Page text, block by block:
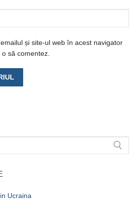
și site-ul web în acest navigator
să comentez.
Ucraina